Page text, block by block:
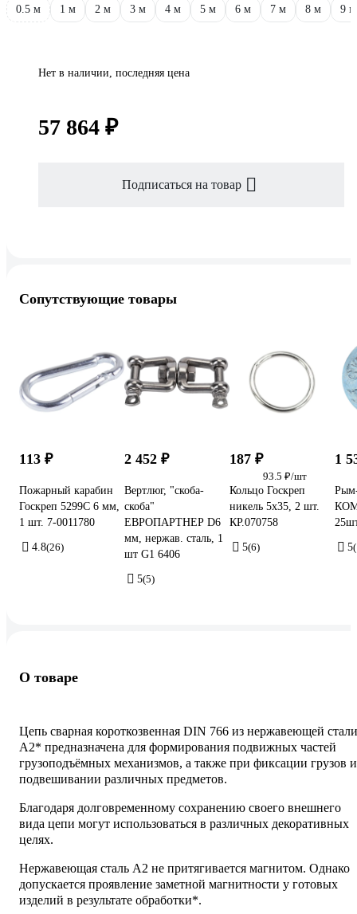
0.5 м 1 м 2 м 3 м 4 м 5 м 6 м 7 м 8 м 9 м
Нет в наличии, последняя цена
57 864 ₽
Подписаться на товар
Сопутствующие товары
113 ₽
Пожарный карабин
Госкреп 5299C 6 мм,
1 шт. 7-0011780
4.8(26)
2 452 ₽
Вертлюг, "скоба-
скоба"
ЕВРОПАРТНЕР D6
мм, нержав. сталь, 1
шт G1 6406
5(5)
187 ₽
93.5 ₽/шт
Кольцо Госкреп
никель 5х35, 2 шт.
КР.070758
5(6)
1
5
О товаре
Цепь сварная короткозвенная DIN 766 из нержавеющей стали
А2* предназначена для формирования подвижных частей
грузоподъёмных механизмов, а также при фиксации грузов и
подвешивании различных предметов.
Благодаря долговременному сохранению своего внешнего
вида цепи могут использоваться в различных декоративных
целях.
Нержавеющая сталь А2 не притягивается магнитом. Однако
допускается проявление заметной магнитности у готовых
изделий в результате обработки*.